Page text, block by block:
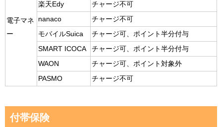
電子マネ
ー
楽天Edy
チャージ不可
nanaco
チャージ不可
モバイルSuica
チャージ可、ポイント半分付与
SMART ICOCA
チャージ可、ポイント半分付与
WAON
チャージ可、ポイント対象外
PASMO
チャージ不可
付帯保険